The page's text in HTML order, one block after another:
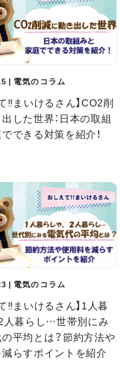
| 電気のコラム
‼まいけるさん】CO2削
した世界：日本の取組
できる対策を紹介！
| 電気のコラム
‼まいけるさん】1人暮
人暮らし…世帯別にみ
平均とは？節約方法や
らすポイントを紹介